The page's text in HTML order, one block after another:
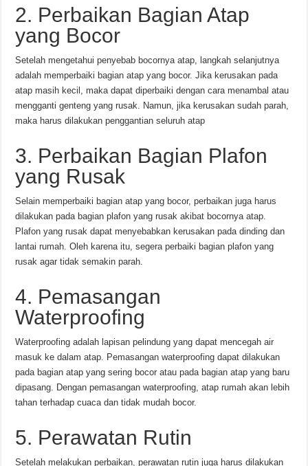
2. Perbaikan Bagian Atap
yang Bocor
Setelah mengetahui penyebab bocornya atap, langkah selanjutnya
adalah memperbaiki bagian atap yang bocor. Jika kerusakan pada
atap masih kecil, maka dapat diperbaiki dengan cara menambal atau
mengganti genteng yang rusak. Namun, jika kerusakan sudah parah,
maka harus dilakukan penggantian seluruh atap
3. Perbaikan Bagian Plafon
yang Rusak
Selain memperbaiki bagian atap yang bocor, perbaikan juga harus
dilakukan pada bagian plafon yang rusak akibat bocornya atap.
Plafon yang rusak dapat menyebabkan kerusakan pada dinding dan
lantai rumah. Oleh karena itu, segera perbaiki bagian plafon yang
rusak agar tidak semakin parah.
4. Pemasangan
Waterproofing
Waterproofing adalah lapisan pelindung yang dapat mencegah air
masuk ke dalam atap. Pemasangan waterproofing dapat dilakukan
pada bagian atap yang sering bocor atau pada bagian atap yang baru
dipasang. Dengan pemasangan waterproofing, atap rumah akan lebih
tahan terhadap cuaca dan tidak mudah bocor.
5. Perawatan Rutin
Setelah melakukan perbaikan, perawatan rutin juga harus dilakukan